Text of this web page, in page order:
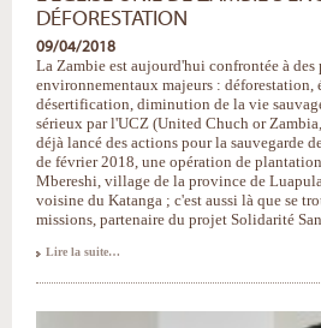
DÉFORESTATION
09/04/2018
La Zambie est aujourd'hui confrontée à des
environnementaux majeurs : déforestation,
désertification, diminution de la vie
sérieux par l'UCZ (United Chuch or
déjà lancé des actions pour la sauvegarde
de février 2018, une opération de plantation
Mbereshi, village de la province de
voisine du Katanga ; c'est aussi là que se
missions, partenaire du projet Solidarité
L'Église
Lire la suite…